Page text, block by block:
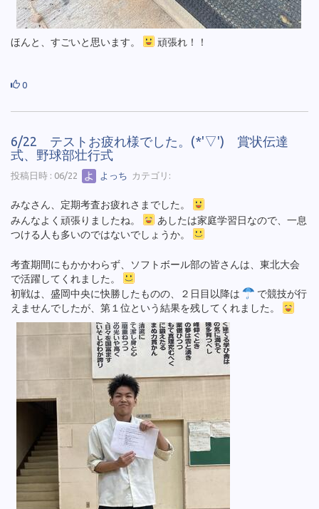
ほんと、すごいと思います。 頑張れ！！
0
6/22 テストお疲れ様でした。(*'▽') 賞状伝達
式、野球部壮行式
投稿日時 : 06/22 よっち カテゴリ:
みなさん、定期考査お疲れさまでした。
みんなよく頑張りましたね。
あしたは家庭学習日なので、一息
つける人も多いのではないでしょうか。
考査期間にもかかわらず、ソフトボール部の皆さんは、東北大会
で活躍してくれました。
初戦は、盛岡中央に快勝したものの、２日目以降は
で競技が行
えませんでしたが、第１位という結果を残してくれました。